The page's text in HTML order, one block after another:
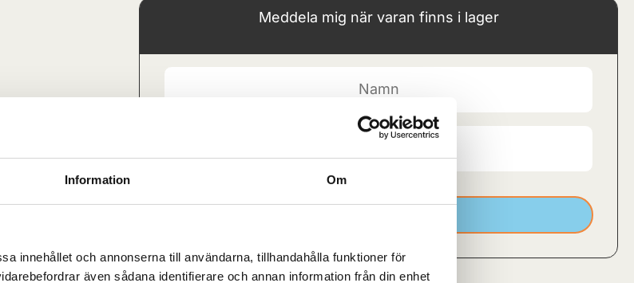
Information Om
innehållet och annonserna till användarna, tillhandahålla funktioner för
även sådana identifierare och annan information från din enhet
Meddela mig när varan finns i lager